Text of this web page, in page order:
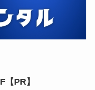
PR】